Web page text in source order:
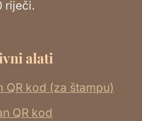
riječi.
alati
QR kod (za štampu)
QR kod